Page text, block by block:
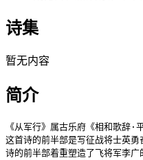
诗集
暂无内容
简介
《从军行》属古乐府《相和歌辞
这首诗的前半部是写征战将士英
诗的前半部着重塑造了飞将军李